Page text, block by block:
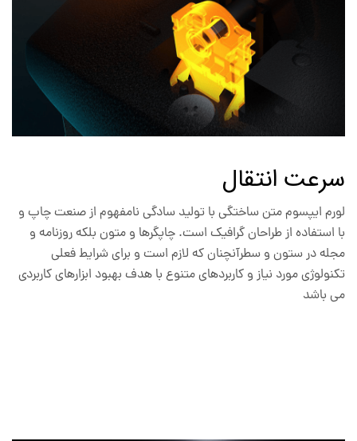
سرعت انتقال
لورم ایپسوم متن ساختگی با تولید سادگی نامفهوم از صنعت چاپ و
با استفاده از طراحان گرافیک است. چاپگرها و متون بلکه روزنامه و
مجله در ستون و سطرآنچنان که لازم است و برای شرایط فعلی
تکنولوژی مورد نیاز و کاربردهای متنوع با هدف بهبود ابزارهای کاربردی
می باشد